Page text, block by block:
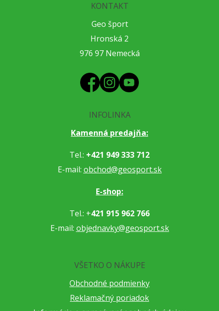
KONTAKT
Geo šport
Hronská 2
976 97 Nemecká
INFOLINKA
Kamenná predajňa:
Tel.: +421 949 333 712
E-mail: obchod@geosport.sk
E-shop:
Tel.: +421 915 962 766
E-mail: objednavky@geosport.sk
VŠETKO O NÁKUPE
Obchodné podmienky
Reklamačný poriadok